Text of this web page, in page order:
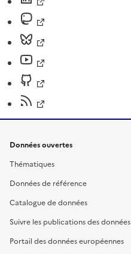
Données ouvertes
Thématiques
Données de référence
Catalogue de données
Suivre les publications des données
Portail des données européennes